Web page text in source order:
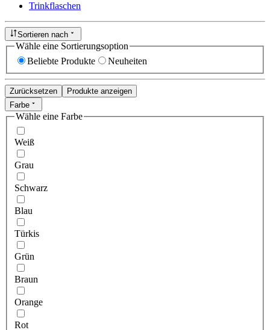
Trinkflaschen
Sortieren nach
Wähle eine Sortierungsoption
Beliebte Produkte
Neuheiten
Zurücksetzen
Produkte anzeigen
Farbe
Wähle eine Farbe
Weiß
Grau
Schwarz
Blau
Türkis
Grün
Braun
Orange
Rot